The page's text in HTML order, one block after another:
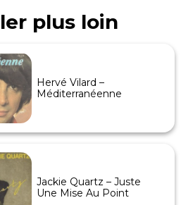
plus loin
Hervé Vilard –
Méditerranéenne
Jackie Quartz – Juste
Une Mise Au Point